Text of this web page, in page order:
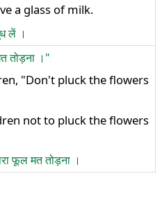
a glass of milk.
लें ।
तोड़ना ।"
"Don't pluck the flowers
not to pluck the flowers
फूल मत तोड़ना ।